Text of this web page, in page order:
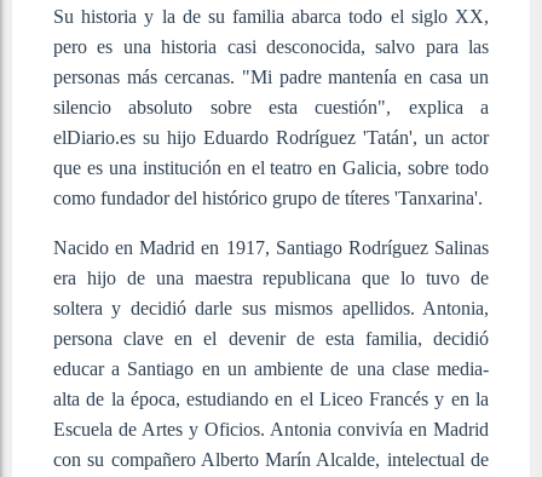
Su historia y la de su familia abarca todo el siglo XX,
pero es una historia casi desconocida, salvo para las
personas más cercanas. "Mi padre mantenía en casa un
silencio absoluto sobre esta cuestión", explica a
elDiario.es su hijo Eduardo Rodríguez 'Tatán', un actor
que es una institución en el teatro en Galicia, sobre todo
como fundador del histórico grupo de títeres 'Tanxarina'.
Nacido en Madrid en 1917, Santiago Rodríguez Salinas
era hijo de una maestra republicana que lo tuvo de
soltera y decidió darle sus mismos apellidos. Antonia,
persona clave en el devenir de esta familia, decidió
educar a Santiago en un ambiente de una clase media-
alta de la época, estudiando en el Liceo Francés y en la
Escuela de Artes y Oficios. Antonia convivía en Madrid
con su compañero Alberto Marín Alcalde, intelectual de